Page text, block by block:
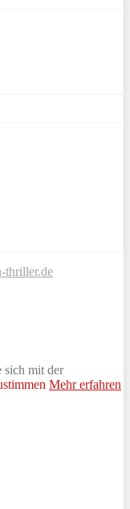
thriller.de
sich mit der
Mehr erfahren